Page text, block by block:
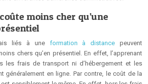
moins cher qu’une
liés à une formation à distance peuvent
chers qu’en présentiel. En effet, l’apprenant
les frais de transport ni d’hébergement et les
généralement en ligne. Par contre, le coût de la